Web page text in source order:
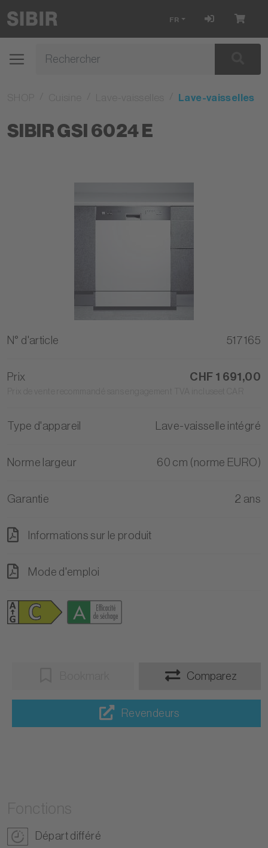
FR
Lave-vaisselles
SIBIR GSI 6024 E
N° d'article 517165
Prix CHF 1 691,00
Type d'appareil Lave-vaisselle intégré
Norme largeur 60 cm (norme EURO)
Garantie 2 ans
Informations sur le produit
Mode d'emploi
Comparez
Revendeurs
Départ différé